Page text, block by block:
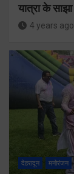
यात्रा के
4 years ago
देहरादून मनोरंजन